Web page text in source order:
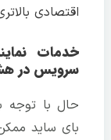
اقتصادی
خدمات
سرویس در
حال با توجه
بای ساید